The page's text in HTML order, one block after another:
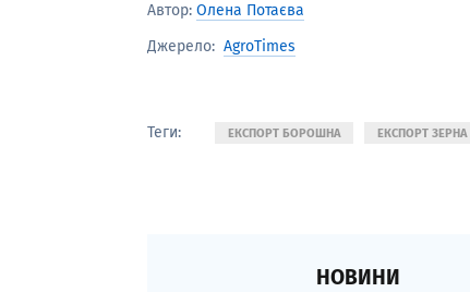
Автор: Олена Потаєва
Джерело: AgroTimes
Теги: ЕКСПОРТ БОРОШНА ЕКСПОРТ ЗЕРНА
НОВИНИ